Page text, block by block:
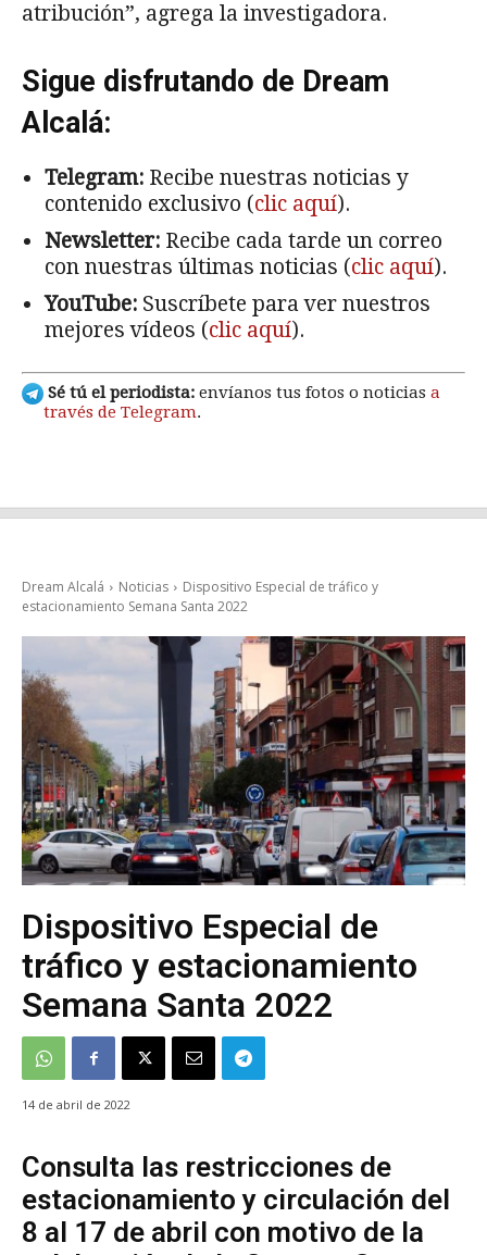
atribución”, agrega la investigadora.
Sigue disfrutando de Dream
Alcalá:
Telegram: Recibe nuestras noticias y
contenido exclusivo (clic aquí).
Newsletter: Recibe cada tarde un correo
con nuestras últimas noticias (clic aquí).
YouTube: Suscríbete para ver nuestros
mejores vídeos (clic aquí).
Sé tú el periodista: envíanos tus fotos o noticias a
través de Telegram.